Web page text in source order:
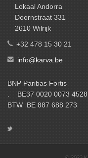
Lokaal Andorra
Doornstraat 331
2610 Wilrijk
+32 478 15 30 21
info@karva.be
BNP Paribas Fortis
. BE37 0020 0073 4528
BTW BE 887 688 273